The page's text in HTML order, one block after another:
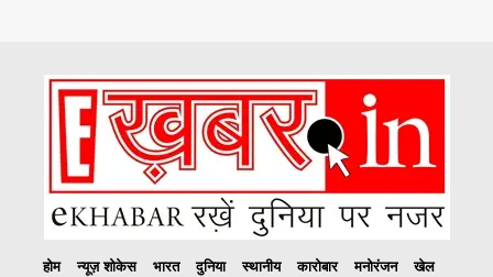
होम न्यूज़ शोकेस भारत दुनिया स्थानीय कारोबार मनोरंजन
खेल